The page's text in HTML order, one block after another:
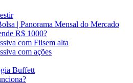
| Panorama Mensal do Mercado
R$ 1000?
com Fiisem alta
com ações
Buffett